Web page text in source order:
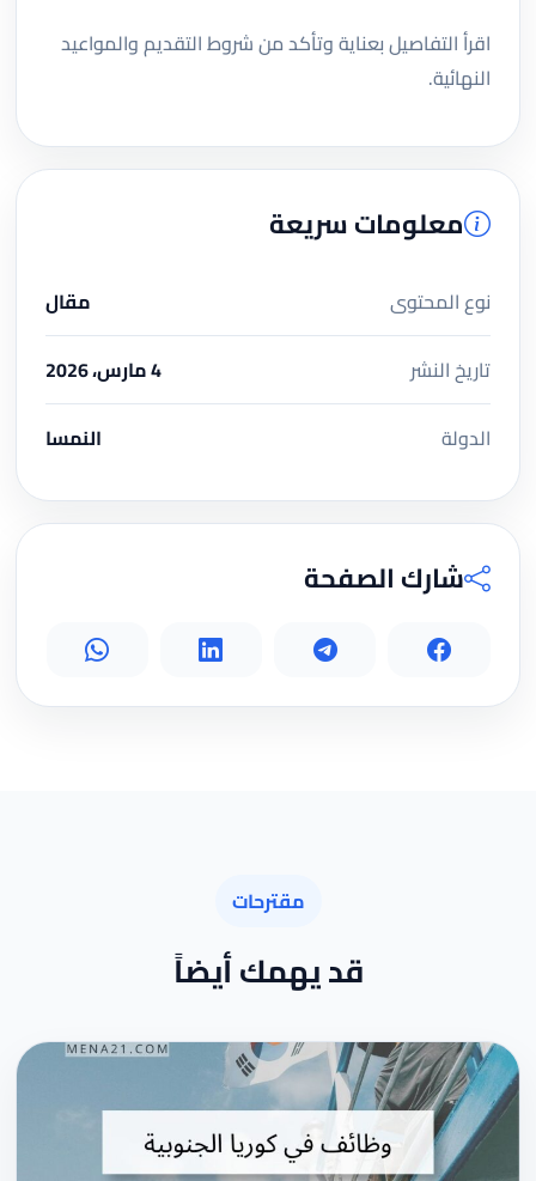
اقرأ التفاصيل بعناية وتأكد من شروط التقديم والمواعيد
النهائية.
معلومات سريعة
نوع المحتوى
مقال
تاريخ النشر
4 مارس، 2026
الدولة
النمسا
شارك الصفحة
مقترحات
قد يهمك أيضاً